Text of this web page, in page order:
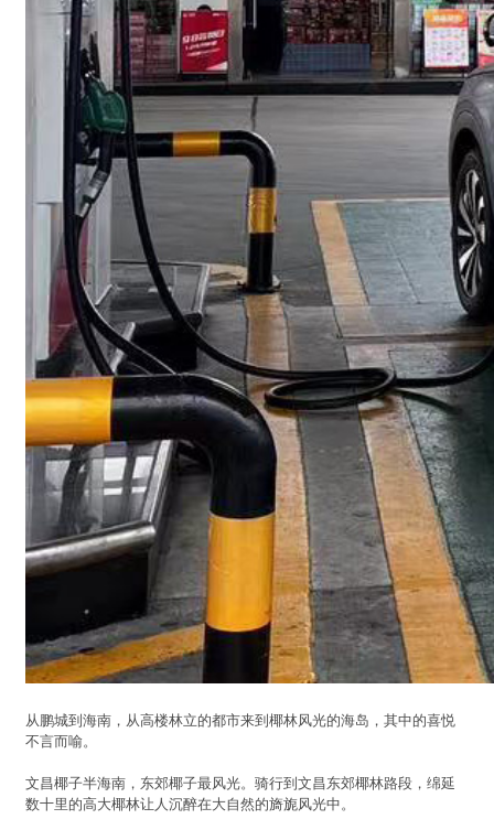
从鹏城到海南，从高楼林立的都市来到椰林风光的海岛，其中的喜悦
不言而喻。
文昌椰子半海南，东郊椰子最风光。骑行到文昌东郊椰林路段，绵延
数十里的高大椰林让人沉醉在大自然的旖旎风光中。